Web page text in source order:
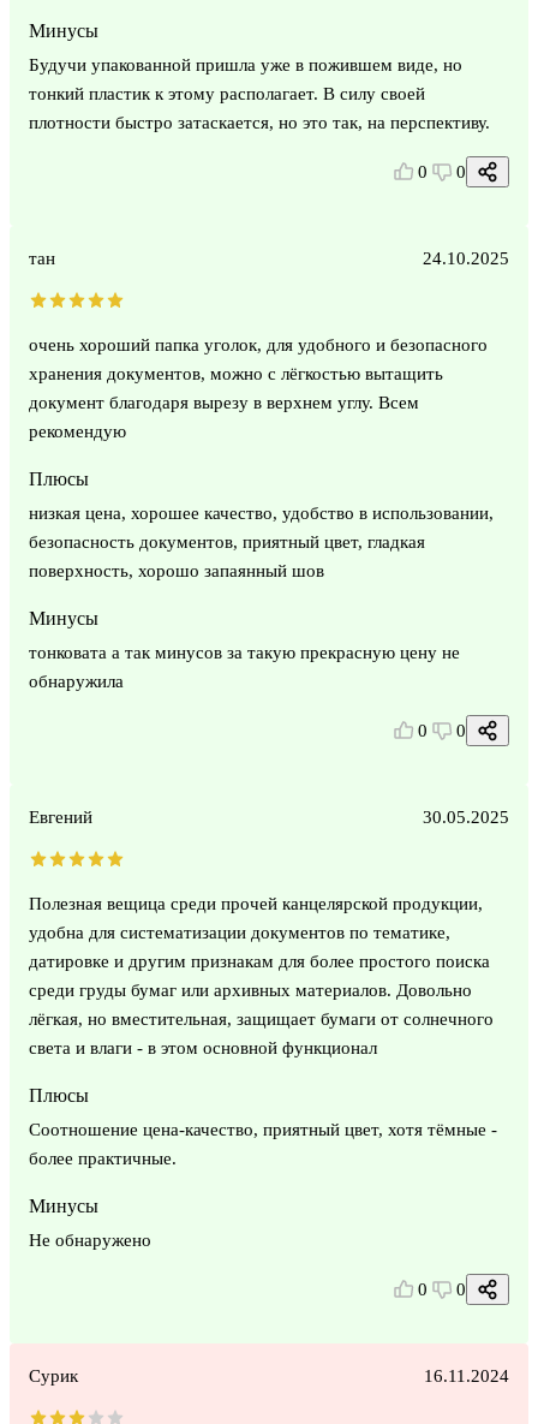
Минусы
Будучи упакованной пришла уже в пожившем виде, но
тонкий пластик к этому располагает. В силу своей
плотности быстро затаскается, но это так, на перспективу.
0 0
тан 24.10.2025
очень хороший папка уголок, для удобного и безопасного
хранения документов, можно с лёгкостью вытащить
документ благодаря вырезу в верхнем углу. Всем
рекомендую
Плюсы
низкая цена, хорошее качество, удобство в использовании,
безопасность документов, приятный цвет, гладкая
поверхность, хорошо запаянный шов
Минусы
тонковата а так минусов за такую прекрасную цену не
обнаружила
0 0
Евгений 30.05.2025
Полезная вещица среди прочей канцелярской продукции,
удобна для систематизации документов по тематике,
датировке и другим признакам для более простого поиска
среди груды бумаг или архивных материалов. Довольно
лёгкая, но вместительная, защищает бумаги от солнечного
света и влаги - в этом основной функционал
Плюсы
Соотношение цена-качество, приятный цвет, хотя тёмные -
более практичные.
Минусы
Не обнаружено
0 0
Сурик 16.11.2024